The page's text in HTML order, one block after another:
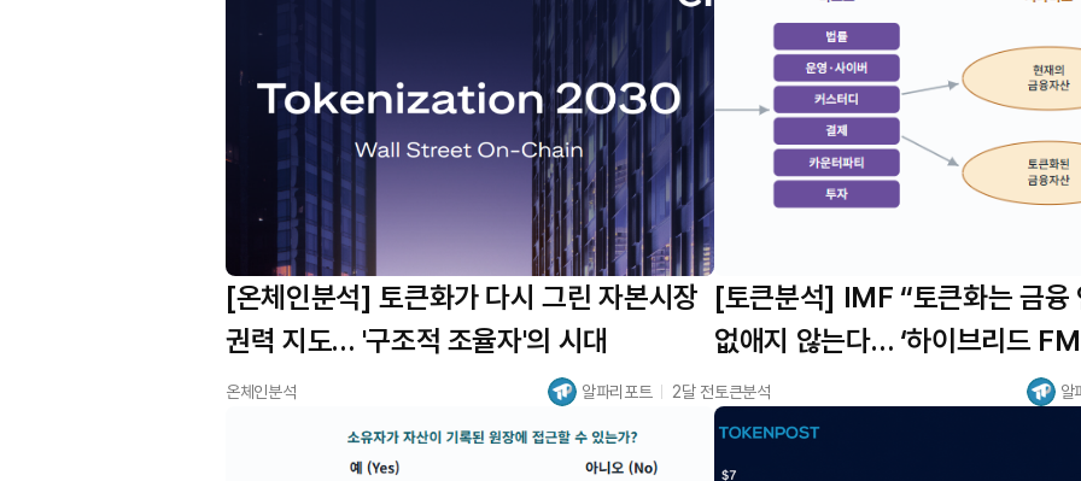
[온체인분석] 토큰화가 다시 그린 자본시장
권력 지도… '구조적 조율자'의 시대
온체인분석 알파리포트 2달 전
[토큰분석] IMF “토큰화는 금융
없애지 않는다… ‘하이브리드
뿐”
토큰분석 알